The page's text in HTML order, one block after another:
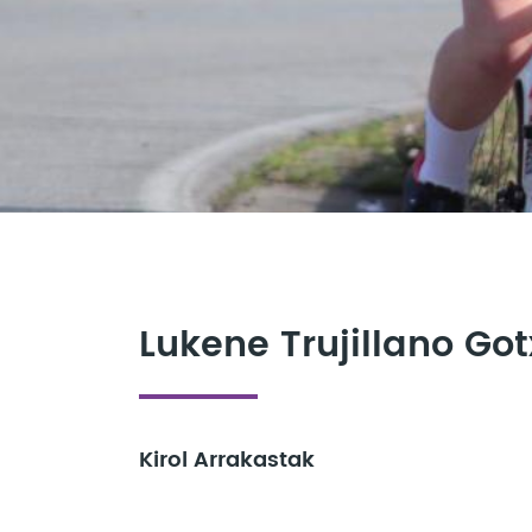
Lukene Trujillano
Kirol Arrakastak